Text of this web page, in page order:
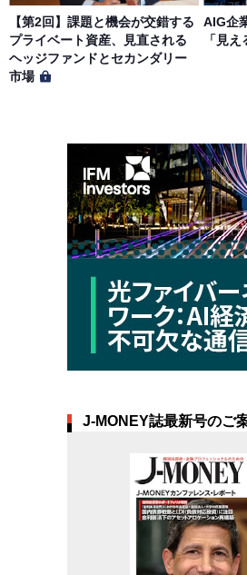
【第2回】課題と機会が交錯する
プライベート資産、見直される
ヘッジファンドとセカンダリー
市場
AIG企
「見
J-MONEY誌最新号のご